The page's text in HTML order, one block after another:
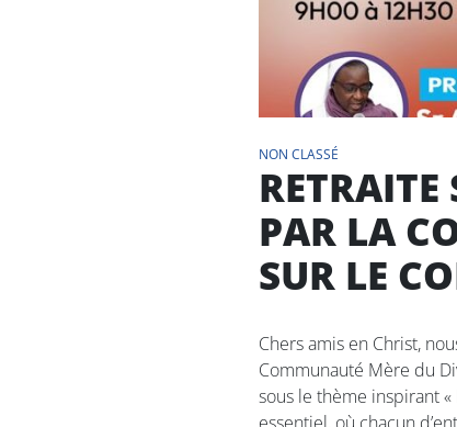
NON CLASSÉ
PAR LA
SUR LE
Chers amis en Christ,
Communauté Mère du
sous le thème inspirant